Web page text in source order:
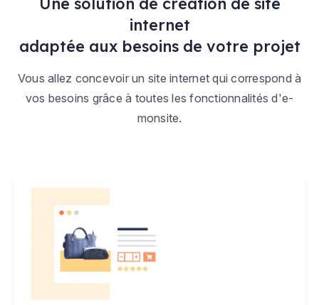
internet
adaptée aux besoins de votre projet
Vous allez concevoir un site internet qui correspond à
vos besoins grâce à toutes les fonctionnalités d'e-
monsite.